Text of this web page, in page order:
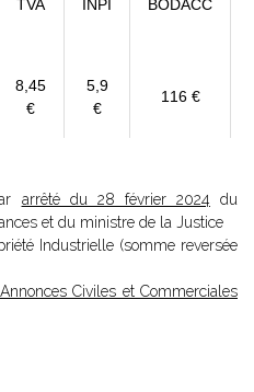
TVA INPI BODACC
8,45
€
5,9
€
116 €
arrêté du 28 février 2024 du
et du ministre de la Justice
Industrielle (somme reversée
Civiles et Commerciales